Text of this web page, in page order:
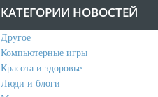
КАТЕГОРИИ НОВОСТЕЙ
Другое
Компьютерные игры
Красота и здоровье
Люди и блоги